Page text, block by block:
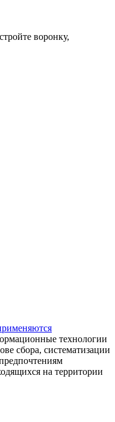
воронку,
технологии
сбора, систематизации
на территории